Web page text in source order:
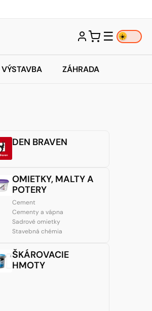
☰ ☀️
ZÁHRADA
DEN BRAVEN
OMIETKY, MALTY A
POTERY
Cement
Cementy a vápna
Sadrové omietky
Stavebná chémia
ŠKÁROVACIE
HMOTY